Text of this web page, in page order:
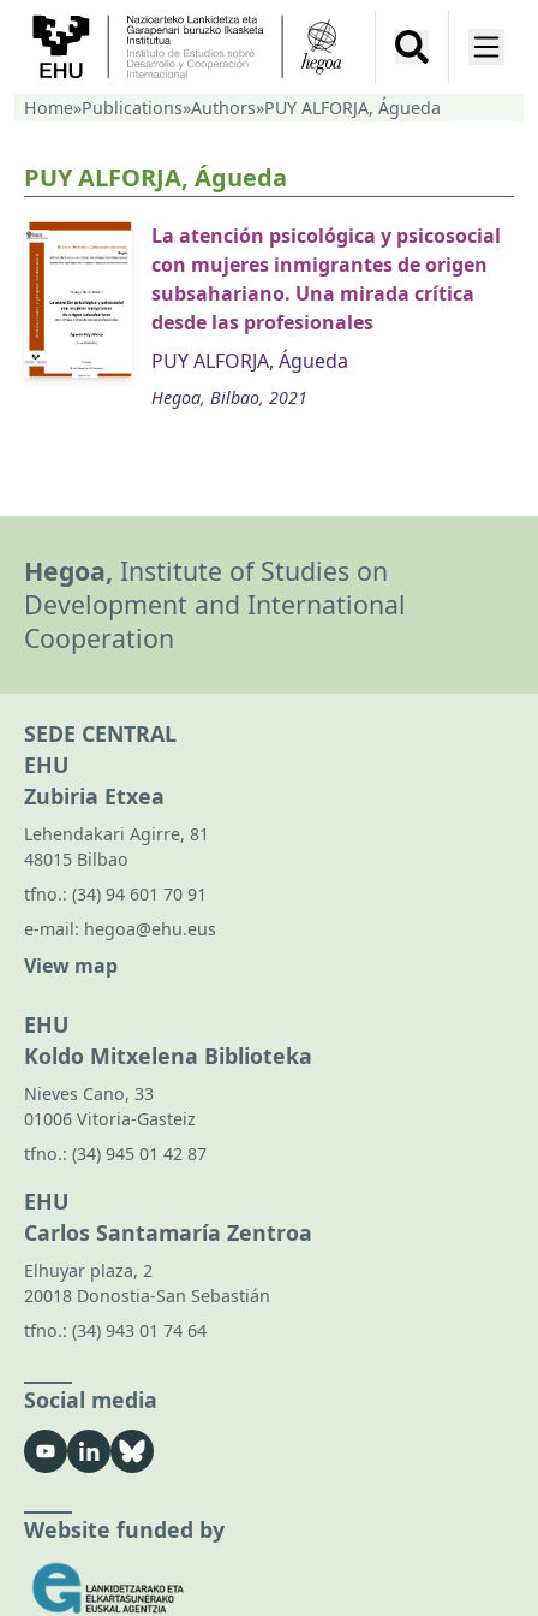
Home»Publications»Authors»PUY ALFORJA, Águeda
PUY ALFORJA, Águeda
La atención psicológica y psicosocial
con mujeres inmigrantes de origen
subsahariano. Una mirada crítica
desde las profesionales
PUY ALFORJA, Águeda
Hegoa, Bilbao, 2021
Hegoa, Institute of Studies on
Development and International
Cooperation
SEDE CENTRAL
EHU
Zubiria Etxea
Lehendakari Agirre, 81
48015 Bilbao
tfno.: (34) 94 601 70 91
e-mail: hegoa@ehu.eus
View map
EHU
Koldo Mitxelena Biblioteka
Nieves Cano, 33
01006 Vitoria-Gasteiz
tfno.: (34) 945 01 42 87
EHU
Carlos Santamaría Zentroa
Elhuyar plaza, 2
20018 Donostia-San Sebastián
tfno.: (34) 943 01 74 64
Social media
Website funded by